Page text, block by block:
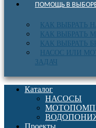
ПОМОЩЬ В
КАК ВЫБРАТЬ
КАК ВЫБРАТЬ
КАК ВЫБРАТЬ
НАСОС ИЛИ
ЗАДАЧ
Каталог
НАСОСЫ
Проекты